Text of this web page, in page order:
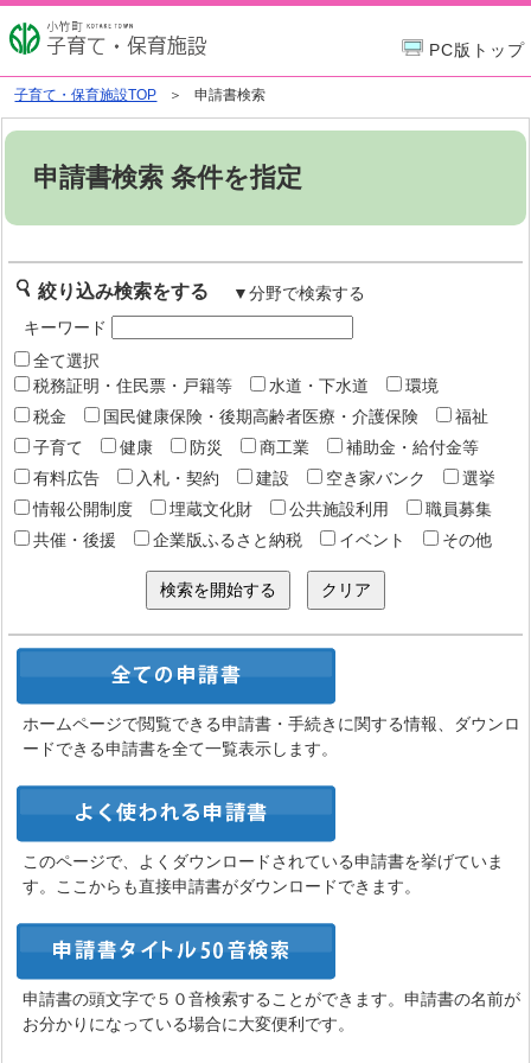
PC版トップ
子育て・保育施設TOP 申請書検索
申請書検索 条件を指定
絞り込み検索をする
キーワード
▼分野で検索する
全て選択
税務証明・住民票・戸籍等
水道・下水道
環境
税金
国民健康保険・後期高齢者医療・介護保険
福祉
子育て
健康 防災 商工業
補助金・給付金等
有料広告
入札・契約 建設 空き家バンク
選挙
情報公開制度
埋蔵文化財 公共施設利用
職員募集
共催・後援
企業版ふるさと納税 イベント その他
ホームページで閲覧できる申請書・手続きに関する情報、ダウンロ
ードできる申請書を全て一覧表示します。
このページで、よくダウンロードされている申請書を挙げていま
す。ここからも直接申請書がダウンロードできます。
申請書の頭文字で５０音検索することができます。申請書の名前が
お分かりになっている場合に大変便利です。